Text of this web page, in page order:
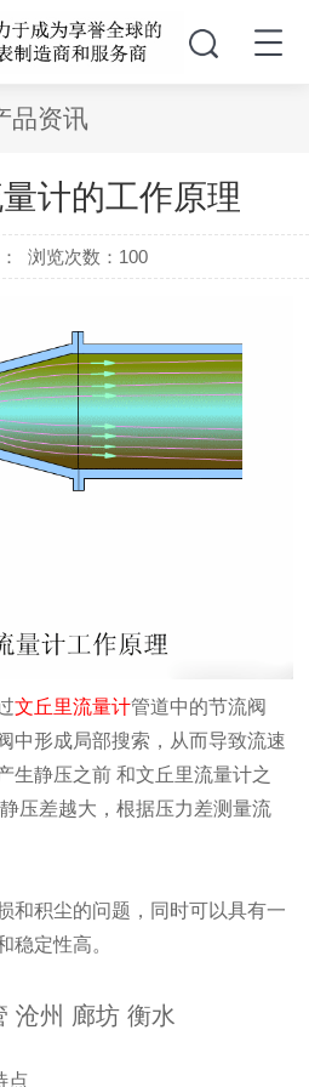
品资讯
计的工作原理
浏览次数： 100
文丘里流量计管道中的节流阀
中形成局部搜索，从而导致流速
生静压之前 和文丘里流量计之
压差越大，根据压力差测量流
积尘的问题，同时可以具有一
稳定性高。
沧州 廊坊 衡水
点